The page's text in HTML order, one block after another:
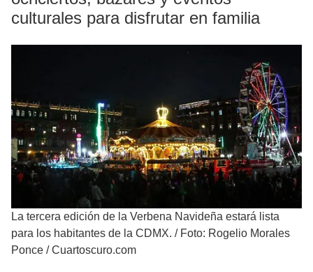
culturales para disfrutar en familia
La tercera edición de la Verbena Navideña estará lista
para los habitantes de la CDMX. / Foto: Rogelio Morales
Ponce / Cuartoscuro.com